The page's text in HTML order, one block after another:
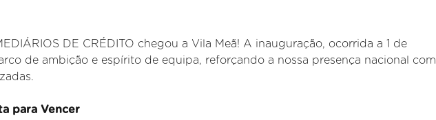
DE CRÉDITO chegou a Vila Meã! A inauguração, ocorrida a 1 de
de ambição e espírito de equipa, reforçando a nossa presença nacional com
para Vencer